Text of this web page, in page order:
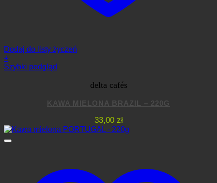
Dodaj do listy życzeń
+
Szybki podgląd
delta cafés
KAWA MIELONA BRAZIL – 220G
33,00 zł